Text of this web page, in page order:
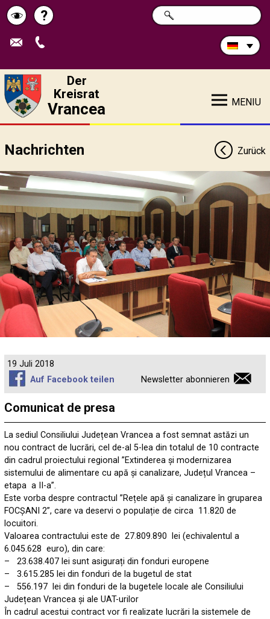
Schimbă
contrastul
Pagina
de
?
Durchsuchen
Sie
SUCHE
Der
Kreisrat
Vrancea MENIU
Nachrichten Zurück
19 Juli 2018
Auf Facebook teilen
Newsletter abonnieren
Comunicat de presa
La sediul Consiliului Județean Vrancea a fost semnat astăzi un
nou contract de lucrări, cel de-al 5-lea din totalul de 10 contracte
din cadrul proiectului regional ”Extinderea și modernizarea
sistemului de alimentare cu apă și canalizare, Județul Vrancea –
etapa a II-a”.
Este vorba despre contractul ”Rețele apă și canalizare în gruparea
FOCȘANI 2”, care va deservi o populație de circa 11.820 de
locuitori.
Valoarea contractului este de 27.809.890 lei (echivalentul a
6.045.628 euro), din care:
– 23.638.407 lei sunt asigurați din fonduri europene
– 3.615.285 lei din fonduri de la bugetul de stat
– 556.197 lei din fonduri de la bugetele locale ale Consiliului
Județean Vrancea și ale UAT-urilor
În cadrul acestui contract vor fi realizate lucrări la sistemele de